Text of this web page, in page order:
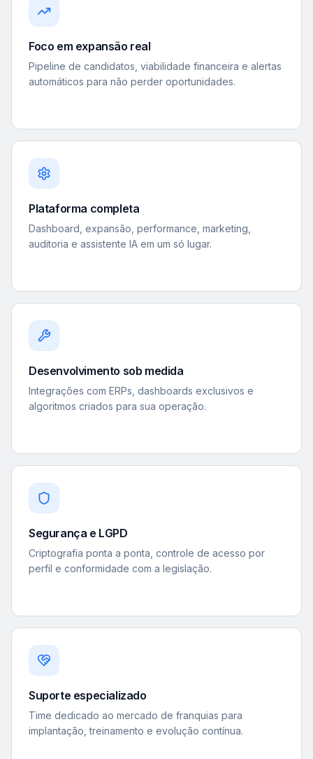
Foco em expansão real
Pipeline de candidatos, viabilidade financeira e alertas
automáticos para não perder oportunidades.
Plataforma completa
Dashboard, expansão, performance, marketing,
auditoria e assistente IA em um só lugar.
Desenvolvimento sob medida
Integrações com ERPs, dashboards exclusivos e
algoritmos criados para sua operação.
Segurança e LGPD
Criptografia ponta a ponta, controle de acesso por
perfil e conformidade com a legislação.
Suporte especializado
Time dedicado ao mercado de franquias para
implantação, treinamento e evolução contínua.